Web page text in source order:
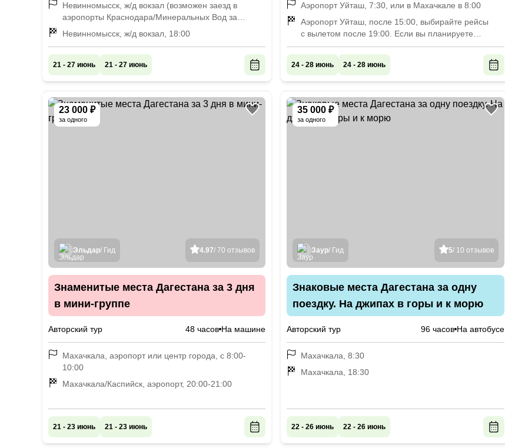
Невинномысск, ж/д вокзал (возможен заезд в
аэропорты Краснодара/Минеральных Вод за
дополнительную плату), 8:00
Невинномысск, ж/д вокзал, 18:00
21 - 27 июнь 21 - 27 июнь
Аэропорт Уйташ, 7:30, или в Махачкале в 8:00
Аэропорт Уйташ, после 15:00, выбирайте рейсы
с вылетом после 19:00. Если вы планируете
продолжить отдых в Дагестане, отвезём вас
в Махачкалу к автовокзалу «Южный», ул. Амет-
Хана Султана, 344.
24 - 28 июнь 24 - 28 июнь
23 000 ₽
за одного
4.97/ 70 отзывов
Эльдар/ Гид
Знаменитые места Дагестана за 3 дня
в мини-группе
Авторский тур 48 часов На машине
Махачкала, аэропорт или центр города, с 8:00-
10:00
Махачкала/Каспийск, аэропорт, 20:00-21:00
21 - 23 июнь 21 - 23 июнь
35 000 ₽
за одного
5/ 10 отзывов
Заур/ Гид
Знаковые места Дагестана за одну
поездку. На джипах в горы и к морю
Авторский тур 96 часов На автобусе
Махачкала, 8:30
Махачкала, 18:30
22 - 26 июнь 22 - 26 июнь